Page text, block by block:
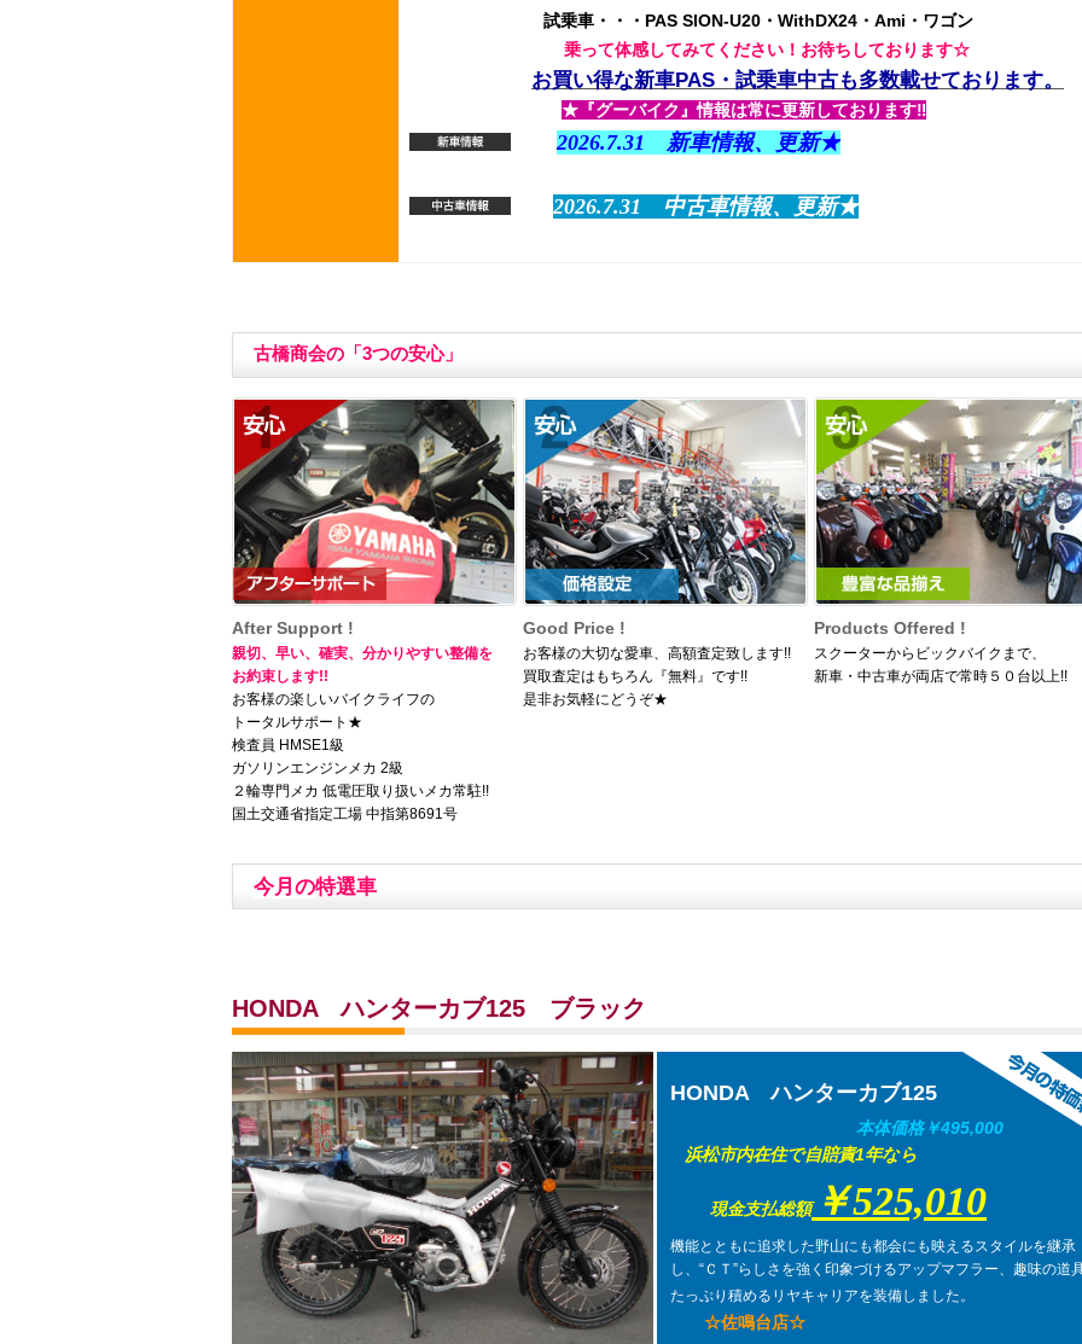
試乗車・・・PAS SION-U20・WithDX24・Ami ・ワゴン
乗って体感してみてください！お待ちしております☆
お買い得な新車PAS・試乗車中古も多数載せております。
★『グーバイク』情報は常に更新しております‼
2026.7.31 新車情報、更新★
2026.7.31 中古車情報、更新★
古橋商会の「3つの安心」
After Support ! Good Price ! Products Offered !
親切、早い、確実、分かりやすい整備を
お約束します!!
お客様の楽しいバイクライフの
トータルサポート★
検査員 HMSE1級
ガソリンエンジンメカ 2級
２輪専門メカ 低電圧取り扱いメカ常駐!!
国土交通省指定工場 中指第8691号
お客様の大切な愛車、高額査定致します!!
買取査定はもちろん『無料』です!!
是非お気軽にどうぞ★
スクーターからビックバイクまで、
新車・中古車が両店で常時５０台以上!!
今月の特選車
HONDA ハンターカブ125 ブラック
HONDA ハンターカブ125
本体価格￥495,000
浜松市内在住で自賠責1年なら
現金支払総額￥525,010
機能とともに追求した野山にも都会にも映えるスタイルを継承
し、“ＣＴ”らしさを強く印象づけるアップマフラー、趣味の道
たっぷり積めるリヤキャリアを装備しました。
☆佐鳴台店☆